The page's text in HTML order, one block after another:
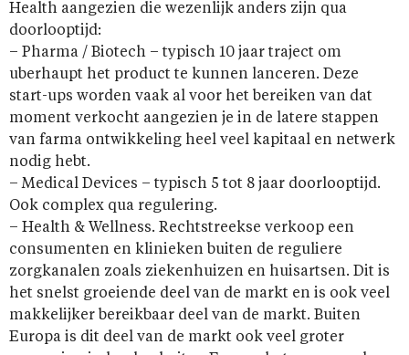
Health aangezien die wezenlijk anders zijn qua
doorlooptijd:
– Pharma / Biotech – typisch 10 jaar traject om
uberhaupt het product te kunnen lanceren. Deze
start-ups worden vaak al voor het bereiken van dat
moment verkocht aangezien je in de latere stappen
van farma ontwikkeling heel veel kapitaal en netwerk
nodig hebt.
– Medical Devices – typisch 5 tot 8 jaar doorlooptijd.
Ook complex qua regulering.
– Health & Wellness. Rechtstreekse verkoop een
consumenten en klinieken buiten de reguliere
zorgkanalen zoals ziekenhuizen en huisartsen. Dit is
het snelst groeiende deel van de markt en is ook veel
makkelijker bereikbaar deel van de markt. Buiten
Europa is dit deel van de markt ook veel groter